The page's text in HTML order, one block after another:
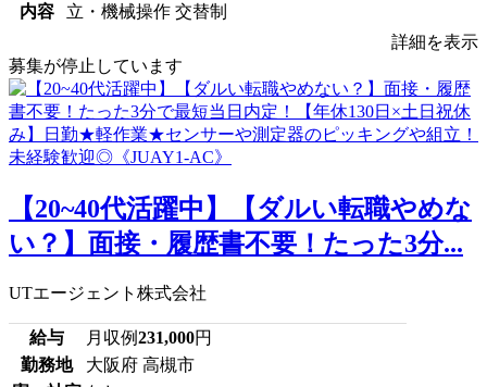
内容
立・機械操作 交替制
詳細を表示
募集が停止しています
【20~40代活躍中】【ダルい転職やめな
い？】面接・履歴書不要！たった3分...
UTエージェント株式会社
給与 月収例231,000円
勤務地
大阪府 高槻市